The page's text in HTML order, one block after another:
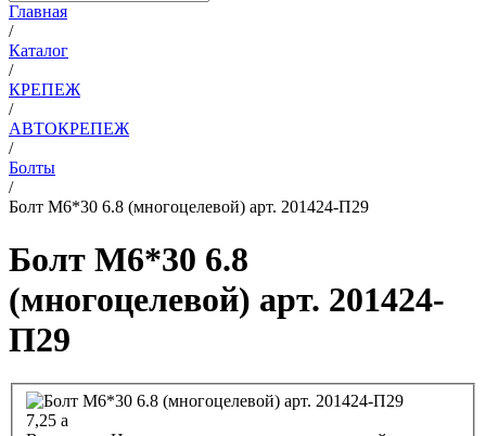
Главная
/
Каталог
/
КРЕПЕЖ
/
АВТОКРЕПЕЖ
/
Болты
/
Болт М6*30 6.8 (многоцелевой) арт. 201424-П29
Болт М6*30 6.8
(многоцелевой) арт. 201424-
П29
7,25 a